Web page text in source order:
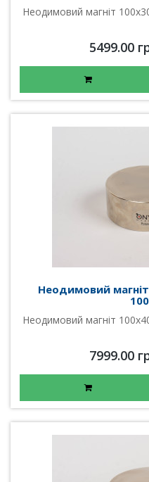
Неодимовий магніт
5499.00
Неодимовий
Неодимовий магніт
7999.00